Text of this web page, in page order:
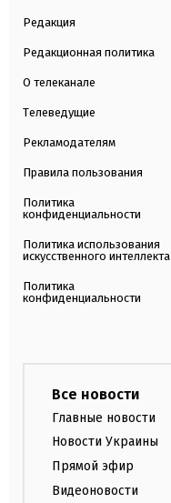
Редакция
Редакционная политика
О телеканале
Телеведущие
Рекламодателям
Правила пользования
Политика
конфиденциальности
Политика использования
искусственного интеллекта
Политика
конфиденциальности
Все новости
Главные новости
Новости Украины
Прямой эфир
Видеоновости